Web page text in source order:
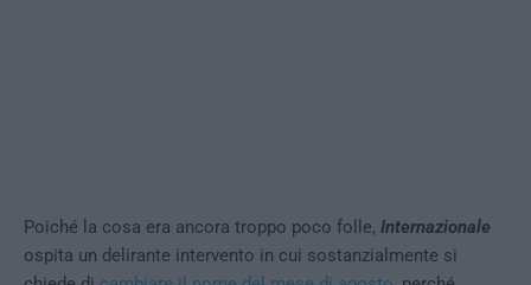
Poiché la cosa era ancora troppo poco folle, Internazionale
ospita un delirante intervento in cui sostanzialmente si